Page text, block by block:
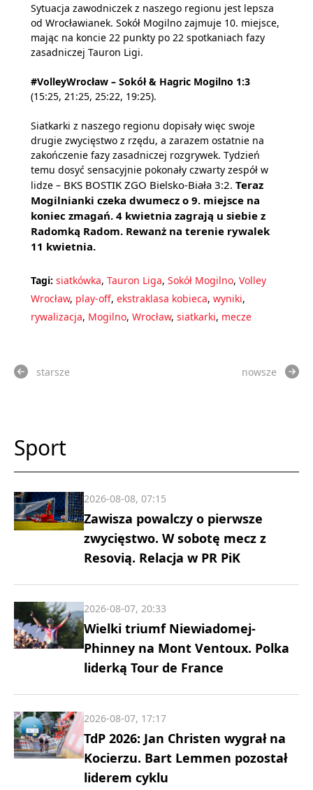
Sytuacja zawodniczek z naszego regionu jest lepsza
od Wrocławianek. Sokół Mogilno zajmuje 10. miejsce,
mając na koncie 22 punkty po 22 spotkaniach fazy
zasadniczej Tauron Ligi.
#VolleyWrocław – Sokół & Hagric Mogilno 1:3
(15:25, 21:25, 25:22, 19:25).
Siatkarki z naszego regionu dopisały więc swoje
drugie zwycięstwo z rzędu, a zarazem ostatnie na
zakończenie fazy zasadniczej rozgrywek. Tydzień
temu dosyć sensacyjnie pokonały czwarty zespół w
lidze – BKS BOSTIK ZGO Bielsko-Biała 3:2. Teraz
Mogilnianki czeka dwumecz o 9. miejsce na
koniec zmagań. 4 kwietnia zagrają u siebie z
Radomką Radom. Rewanż na terenie rywalek
11 kwietnia.
Tagi: siatkówka, Tauron Liga, Sokół Mogilno, Volley
Wrocław, play-off, ekstraklasa kobieca, wyniki,
rywalizacja, Mogilno, Wrocław, siatkarki, mecze
starsze nowsze
Sport
Zawisza powalczy o pierwsze
zwycięstwo. W sobotę mecz z
Resovią. Relacja w PR PiK
2026-08-08, 07:15
Wielki triumf Niewiadomej-
Phinney na Mont Ventoux. Polka
liderką Tour de France
2026-08-07, 20:33
TdP 2026: Jan Christen wygrał na
Kocierzu. Bart Lemmen pozostał
liderem cyklu
2026-08-07, 17:17